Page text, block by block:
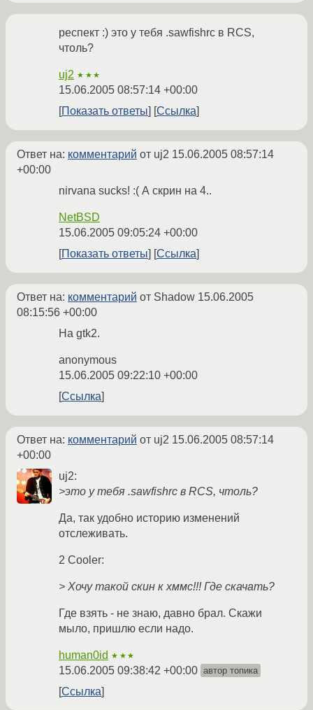
респект :) это у тебя .sawfishrc в RCS,
чтоль?
uj2 ★★★
15.06.2005 08:57:14 +00:00
Показать ответы
Ссылка
Ответ на: комментарий от uj2 15.06.2005 08:57:14
+00:00
nirvana sucks! :( А скрин на 4..
NetBSD
15.06.2005 09:05:24 +00:00
Показать ответы
Ссылка
Ответ на: комментарий от Shadow 15.06.2005
08:15:56 +00:00
На gtk2.
anonymous
15.06.2005 09:22:10 +00:00
Ссылка
Ответ на: комментарий от uj2 15.06.2005 08:57:14
+00:00
uj2:
>это у тебя .sawfishrc в RCS, чтоль?
Да, так удобно историю изменений
отслеживать.
2 Cooler:
> Хочу такой скин к хммс!!! Где скачать?
Где взять - не знаю, давно брал. Скажи
мыло, пришлю если надо.
human0id ★★★
15.06.2005 09:38:42 +00:00 автор топика
Ссылка